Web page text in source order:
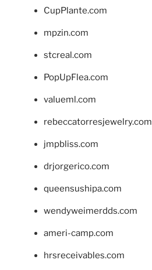
CupPlante.com
mpzin.com
stcreal.com
PopUpFlea.com
valueml.com
rebeccatorresjewelry.com
jmpbliss.com
drjorgerico.com
queensushipa.com
wendyweimerdds.com
ameri-camp.com
hrsreceivables.com